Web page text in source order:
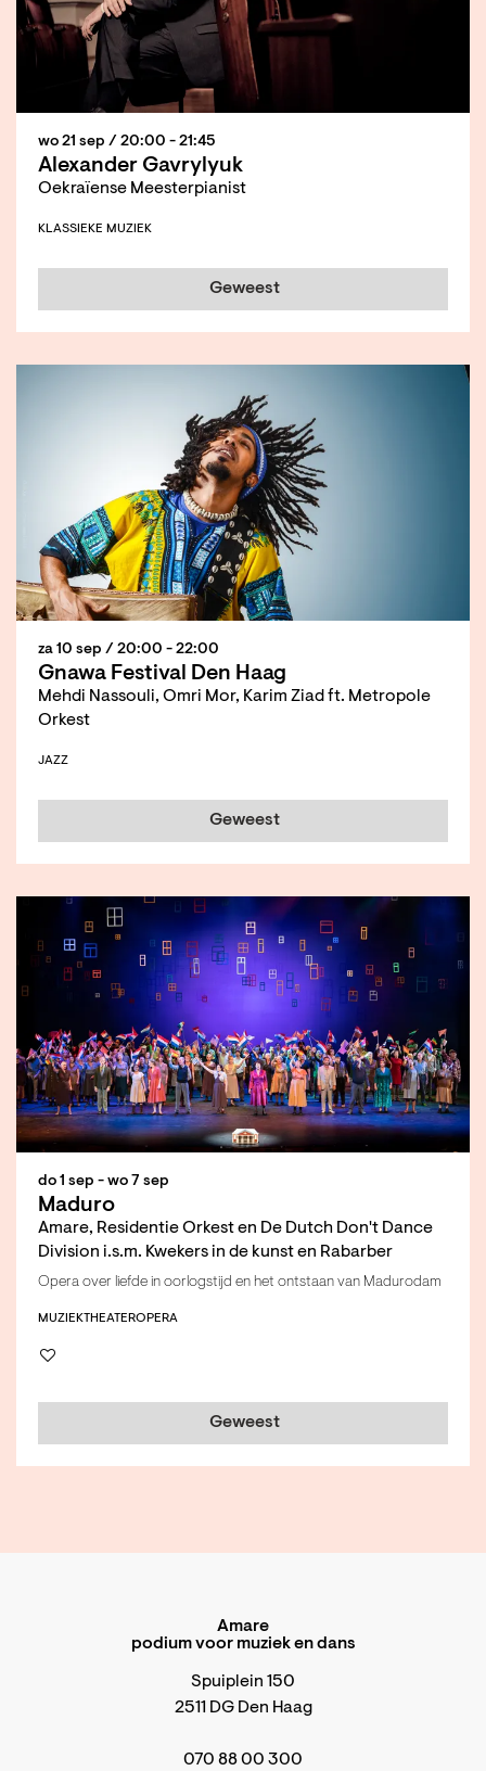
Alexander Gavrylyuk
Oekraïense Meesterpianist
wo 21 sep / 20:00 - 21:45
KLASSIEKE MUZIEK
Geweest
Gnawa Festival Den Haag
Mehdi Nassouli, Omri Mor, Karim Ziad ft. Metropole
Orkest
za 10 sep / 20:00 - 22:00
JAZZ
Geweest
Maduro
Amare, Residentie Orkest en De Dutch Don't Dance
Division i.s.m. Kwekers in de kunst en Rabarber
do 1 sep - wo 7 sep
Opera over liefde in oorlogstijd en het ontstaan van Madurodam
MUZIEKTHEATEROPERA
Geweest
Amare
podium voor muziek en dans
Spuiplein 150
2511 DG Den Haag
070 88 00 300